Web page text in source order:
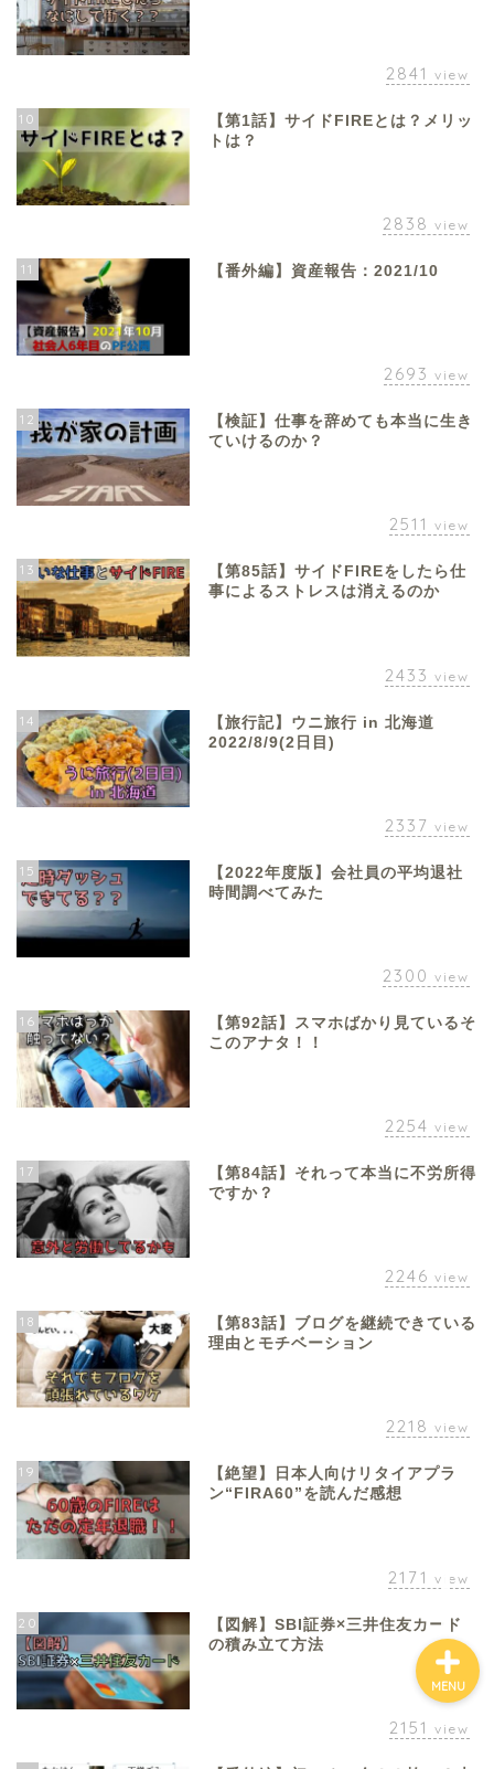
2841 view
10
【第1話】サイドFIREとは？メリッ
トは？
2838 view
11 【番外編】資産報告：2021/10
2693 view
12
【検証】仕事を辞めても本当に生き
ていけるのか？
2511 view
13
【第85話】サイドFIREをしたら仕
事によるストレスは消えるのか
2433 view
14
【旅行記】ウニ旅行 in 北海道
2022/8/9(2日目)
2337 view
15
【2022年度版】会社員の平均退社
時間調べてみた
2300 view
16
【第92話】スマホばかり見ているそ
このアナタ！！
2254 view
17
【第84話】それって本当に不労所得
ですか？
2246 view
18
【第83話】ブログを継続できている
理由とモチベーション
2218 view
19
【絶望】日本人向けリタイアプラ
ン“FIRA60”を読んだ感想
2171 view
20
【図解】SBI証券×三井住友カード
の積み立て方法
2151 view
MENU
ホーム
お金について
資産報告